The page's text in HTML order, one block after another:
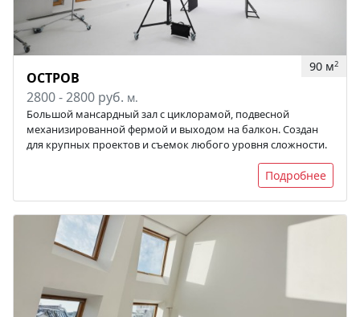
90 м2
ОСТРОВ
2800 - 2800 руб. м.
Большой мансардный зал с циклорамой, подвесной
механизированной фермой и выходом на балкон. Создан
для крупных проектов и съемок любого уровня сложности.
Подробнее